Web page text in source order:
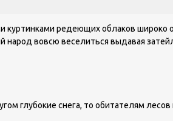
куртинками редеющих облаков широко
народ вовсю веселиться выдавая
глубокие снега, то обитателям лесов